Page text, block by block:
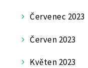
Červenec 2023
Červen 2023
Květen 2023